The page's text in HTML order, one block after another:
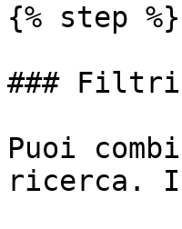
{% step %}
###
Puoi
ricerca.